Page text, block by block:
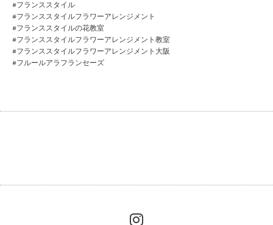
#フランススタイル
#フランススタイルフラワーアレンジメント
#フランススタイルの花教室
#フランススタイルフラワーアレンジメント教室
#フランススタイルフラワーアレンジメント大阪
#フルールアラフランセーズ